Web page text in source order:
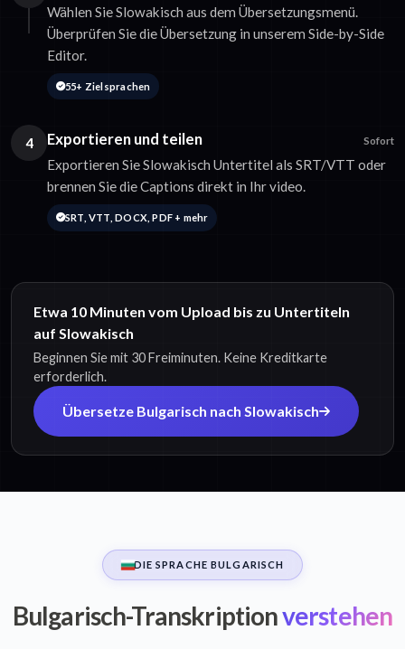
Wählen Sie Slowakisch aus dem Übersetzungsmenü.
Überprüfen Sie die Übersetzung in unserem Side-by-Side
Editor.
55+ Zielsprachen
4 Exportieren und teilen Sofort
Exportieren Sie Slowakisch Untertitel als SRT/VTT oder
brennen Sie die Captions direkt in Ihr video.
SRT, VTT, DOCX, PDF + mehr
Etwa 10 Minuten vom Upload bis zu Untertiteln
auf Slowakisch
Beginnen Sie mit 30 Freiminuten. Keine Kreditkarte
erforderlich.
Übersetze Bulgarisch nach Slowakisch
DIE SPRACHE BULGARISCH
Bulgarisch-Transkriptionverstehen